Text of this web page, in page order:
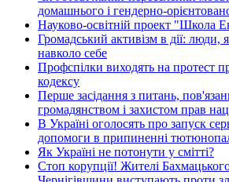
домашнього і гендерно-
Науково-освітній проект "Школа
Громадський активізм в дії: люди,
навколо себе
Профспілки виходять на протест
кодексу
Перше засідання з питань,
громадянством і захистом прав
В Україні оголосять про запуск
допомоги в припиненні
Як Україні не потонути у смітті?
Стоп корупції! Жителі